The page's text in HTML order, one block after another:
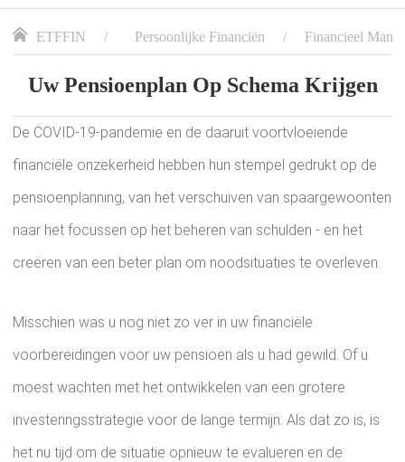
ETFFIN Persoonlijke Financiën Financieel
Uw Pensioenplan Op Schema Krijgen
De COVID-19-pandemie en de daaruit voortvloeiende
financiële onzekerheid hebben hun stempel gedrukt op de
pensioenplanning, van het verschuiven van spaargewoonten
naar het focussen op het beheren van schulden - en het
creëren van een beter plan om noodsituaties te overleven.
Misschien was u nog niet zo ver in uw financiële
voorbereidingen voor uw pensioen als u had gewild. Of u
moest wachten met het ontwikkelen van een grotere
investeringsstrategie voor de lange termijn. Als dat zo is, is
het nu tijd om de situatie opnieuw te evalueren en de